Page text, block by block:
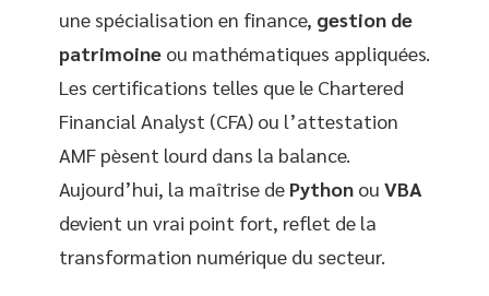
une spécialisation en finance, gestion de
patrimoine ou mathématiques appliquées.
Les certifications telles que le Chartered
Financial Analyst (CFA) ou l’attestation
AMF pèsent lourd dans la balance.
Aujourd’hui, la maîtrise de Python ou VBA
devient un vrai point fort, reflet de la
transformation numérique du secteur.